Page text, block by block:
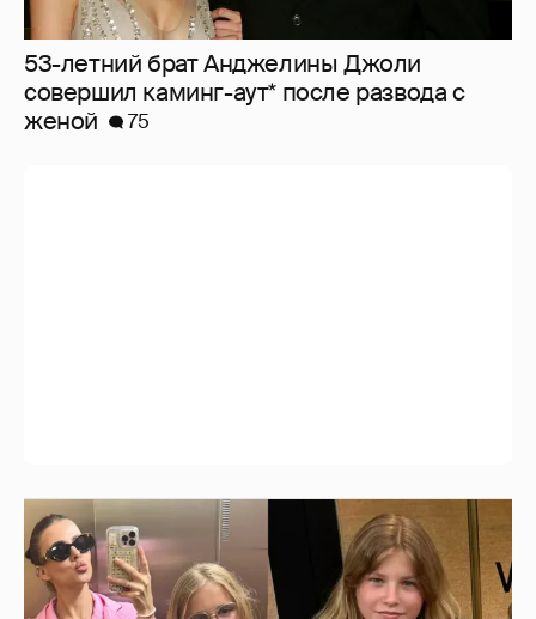
53-летний брат Анджелины Джоли
совершил каминг-аут* после развода с
женой
75
Внучки Светланы и Фёдора Бондарчук
отдыхают в Испании с матерью и братьями